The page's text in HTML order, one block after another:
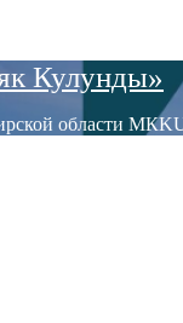
Кулунды»
области